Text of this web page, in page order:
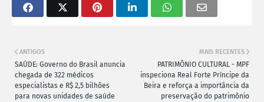
MAIS RECENTES
PATRIMÔNIO CULTURAL - MPF
inspeciona Real Forte Príncipe da
Beira e reforça a importância da
preservação do patrimônio
ANTIGOS
SAÚDE: Governo do Brasil anuncia
chegada de 322 médicos
especialistas e R$ 2,5 bilhões
para novas unidades de saúde